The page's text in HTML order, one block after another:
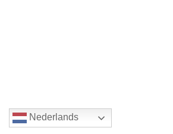
Nederlands